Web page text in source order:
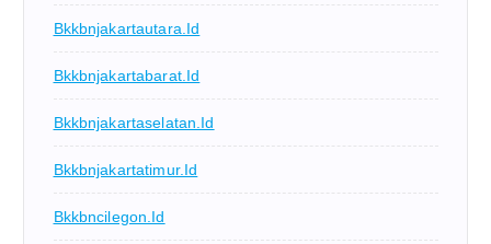
Bkkbnjakartautara.id
Bkkbnjakartabarat.id
Bkkbnjakartaselatan.id
Bkkbnjakartatimur.id
Bkkbncilegon.id